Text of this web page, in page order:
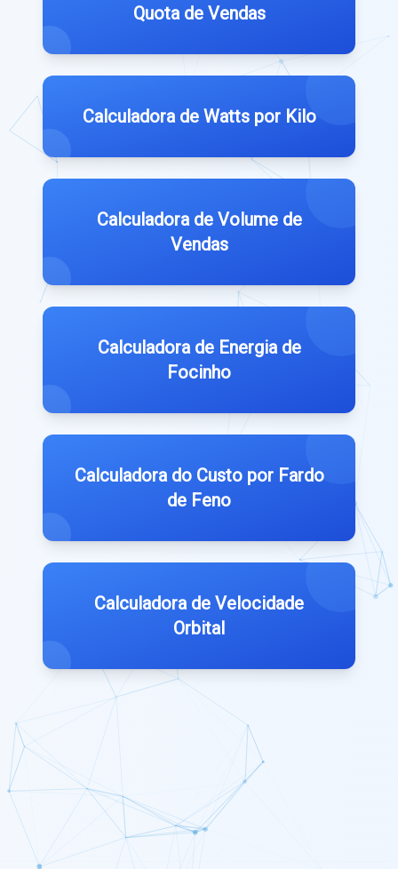
Quota de Vendas
Calculadora de Watts por Kilo
Calculadora de Volume de
Vendas
Calculadora de Energia de
Focinho
Calculadora do Custo por Fardo
de Feno
Calculadora de Velocidade
Orbital